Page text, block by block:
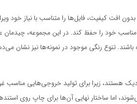
افت کیفیت، فایل‌ها را متناسب با نیاز خود
مناسب خود را حفظ کند. در این مجموعه،
تنوع رنگی موجود در نمونه‌ها نیز نشان
هستند، زیرا برای تولید خروجی‌هایی
اما ساختار نهایی آن‌ها برای چاپ روی